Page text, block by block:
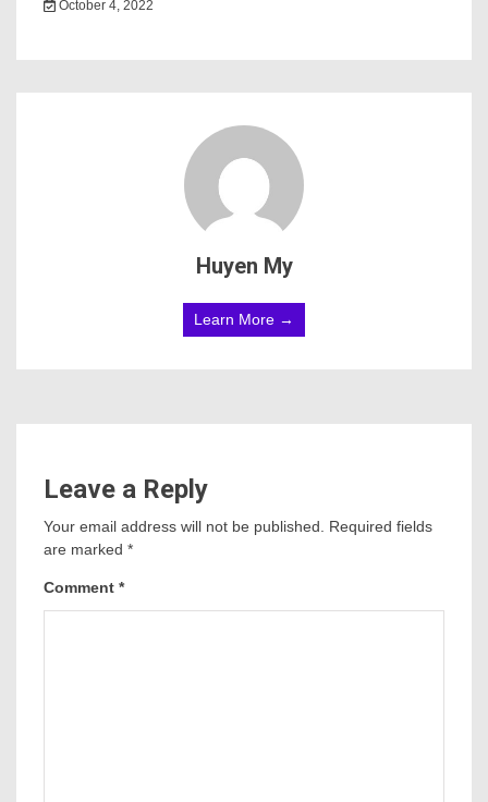
October 4, 2022
Huyen My
Learn More →
Leave a Reply
Your email address will not be published. Required fields
are marked *
Comment *